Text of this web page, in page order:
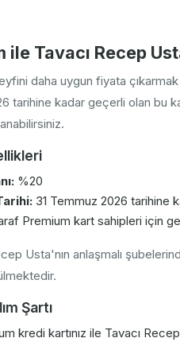
ile Tavacı Recep
daha uygun fiyata
tarihine kadar geçerli olan bu
%20
31 Temmuz 2026 tarihine
Premium kart sahipleri için
Usta'nın anlaşmalı
Şartı
kredi kartınız ile Tavacı